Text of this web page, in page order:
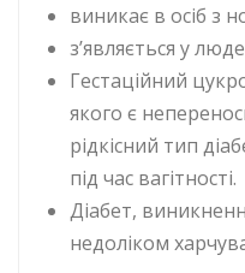
виникає в осіб з
з’являється у
Гестаційний
якого є
рідкісний тип
під час вагітності.
Діабет,
недоліком